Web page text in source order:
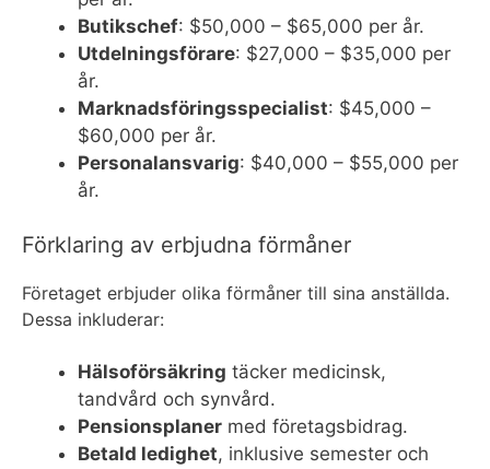
Butikschef: $50,000 – $65,000 per år.
Utdelningsförare: $27,000 – $35,000 per
år.
Marknadsföringsspecialist: $45,000 –
$60,000 per år.
Personalansvarig: $40,000 – $55,000 per
år.
Förklaring av erbjudna förmåner
Företaget erbjuder olika förmåner till sina anställda.
Dessa inkluderar:
Hälsoförsäkring täcker medicinsk,
tandvård och synvård.
Pensionsplaner med företagsbidrag.
Betald ledighet, inklusive semester och